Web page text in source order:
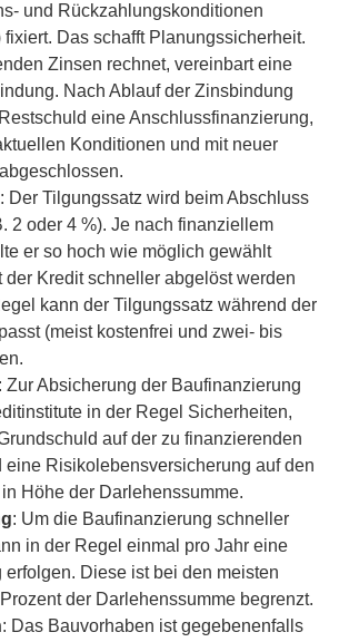
und Rückzahlungskonditionen
Das schafft Planungssicherheit.
Zinsen rechnet, vereinbart eine
Nach Ablauf der Zinsbindung
eine Anschlussfinanzierung,
Konditionen und mit neuer
: Der Tilgungssatz wird beim Abschluss
2 oder 4 %). Je nach finanziellem
er so hoch wie möglich gewählt
der Kredit schneller abgelöst werden
kann der Tilgungssatz während der
(meist kostenfrei und zwei- bis
: Zur Absicherung der Baufinanzierung
in der Regel Sicherheiten,
auf der zu finanzierenden
eine Risiko­lebens­ver­si­che­rung auf den
Höhe der Darlehenssumme.
: Um die Baufinanzierung schneller
in der Regel einmal pro Jahr eine
erfolgen. Diese ist bei den meisten
der Darlehenssumme begrenzt.
: Das Bauvorhaben ist gegebenenfalls